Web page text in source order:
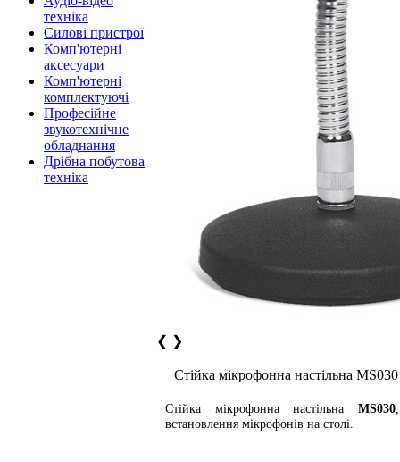
техніка
Силові пристрої
Комп'ютерні
аксесуари
Комп'ютерні
комплектуючі
Професійне
звукотехнічне
обладнання
Дрібна побутова
техніка
❮ ❯
Стійка мікрофонна настільна MS030
Стійка мікрофонна настільна MS030
встановлення мікрофонів на столі.